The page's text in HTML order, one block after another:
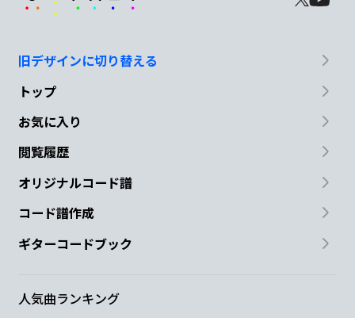
旧デザインに切り替える
トップ
お気に入り
閲覧履歴
オリジナルコード譜
コード譜作成
ギターコードブック
人気曲ランキング